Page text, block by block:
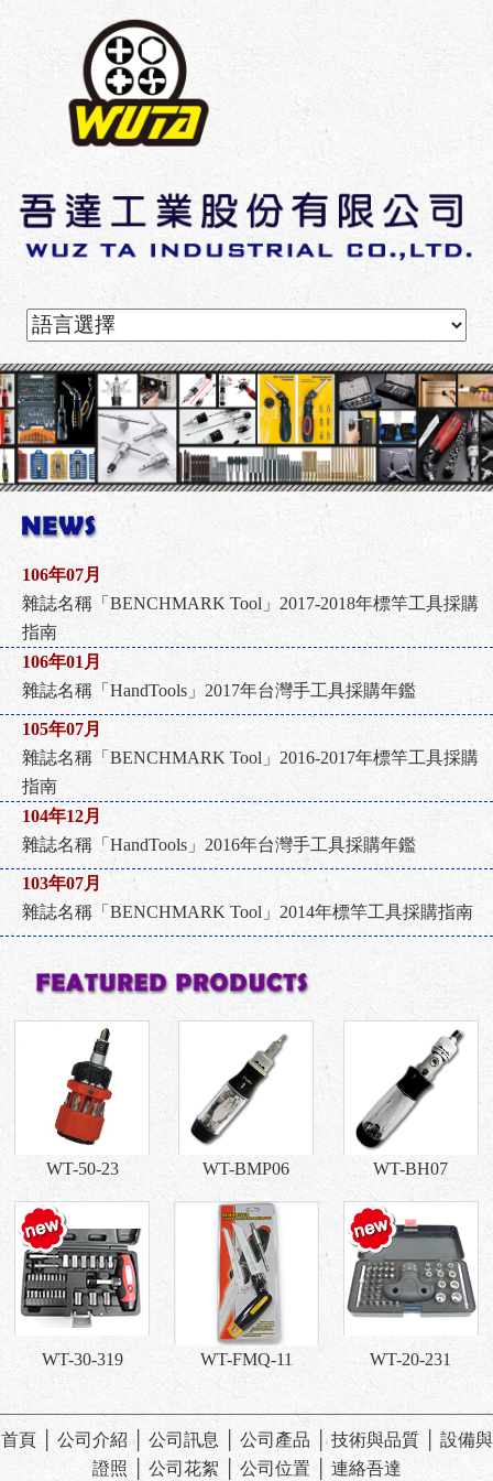
106年07月
雜誌名稱「BENCHMARK Tool」2017-2018年標竿工具採購
指南
106年01月
雜誌名稱「HandTools」2017年台灣手工具採購年鑑
105年07月
雜誌名稱「BENCHMARK Tool」2016-2017年標竿工具採購
指南
104年12月
雜誌名稱「HandTools」2016年台灣手工具採購年鑑
103年07月
雜誌名稱「BENCHMARK Tool」2014年標竿工具採購指南
WT-50-23 WT-BMP06 WT-BH07
WT-30-319 WT-FMQ-11 WT-20-231
首頁│ 公司介紹 │ 公司訊息 公司產品 │技術與品質│ 設備與
證照
公司花絮 公司位置 連絡吾達